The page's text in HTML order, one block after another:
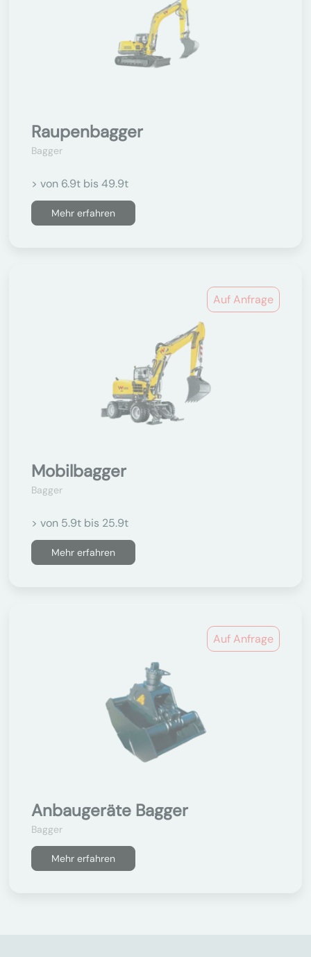
Raupenbagger
Bagger
> von 6.9t bis 49.9t
Mehr erfahren
Auf Anfrage
Mobilbagger
Bagger
> von 5.9t bis 25.9t
Mehr erfahren
Auf Anfrage
Anbaugeräte Bagger
Bagger
Mehr erfahren